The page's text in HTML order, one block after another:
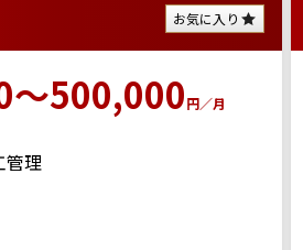
お気に入り
500,000円／月
管理